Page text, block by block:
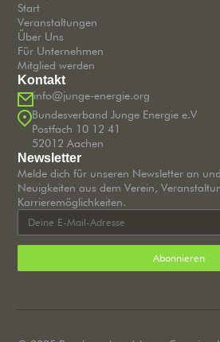
Start
Veranstaltungen
Über Uns
Für Unternehmen
Mitglied werden
Kontakt
info@junge-energie.org
Bundesverband Junge Energie e.V
Postfach 10 12 41
52012 Aachen
Newsletter
Melde dich für unseren Newsletter an
Neuigkeiten aus dem Verein,
Karrieremöglichkeiten.
Abonnieren